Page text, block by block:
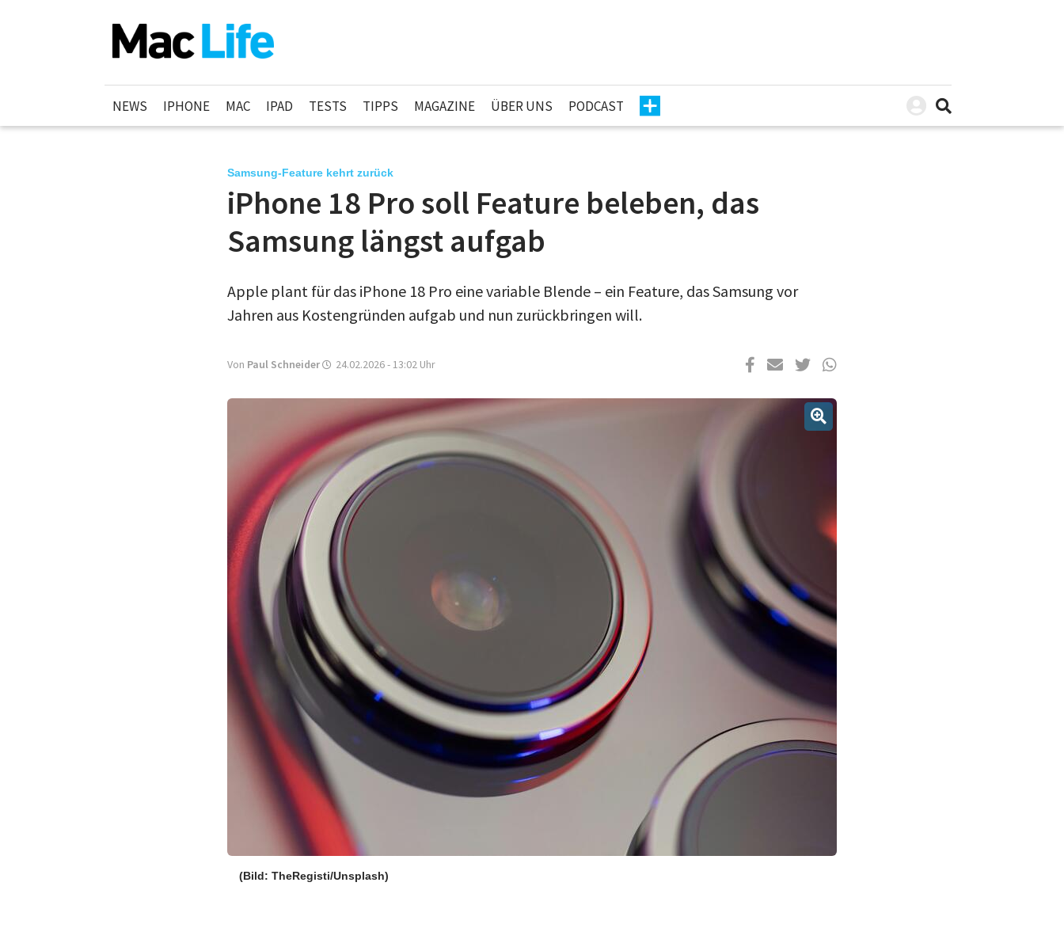
NEWS IPHONE MAC IPAD TESTS TIPPS MAGAZINE ÜBER UNS PODCAST
Samsung-Feature kehrt zurück
iPhone 18 Pro soll Feature beleben, das
Samsung längst aufgab
Apple plant für das iPhone 18 Pro eine variable Blende – ein Feature, das Samsung vor
Jahren aus Kostengründen aufgab und nun zurückbringen will.
Von Paul Schneider 24.02.2026 - 13:02 Uhr
(Bild: TheRegisti/Unsplash)